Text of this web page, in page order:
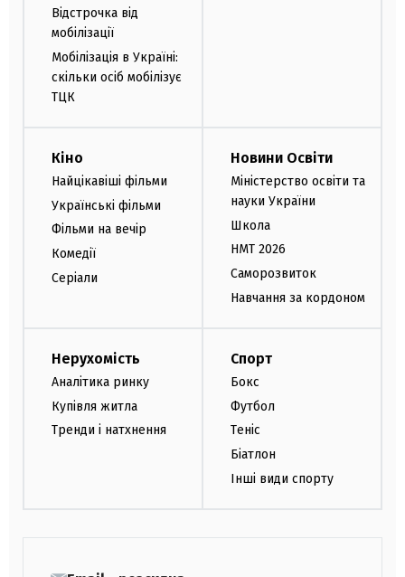
Відстрочка від
мобілізації
Мобілізація в Україні:
скільки осіб мобілізує
ТЦК
Кіно
Найцікавіші фільми
Українські фільми
Фільми на вечір
Комедії
Серіали
Новини Освіти
Міністерство освіти та
науки України
Школа
НМТ 2026
Саморозвиток
Навчання за кордоном
Нерухомість
Аналітика ринку
Купівля житла
Тренди і натхнення
Спорт
Бокс
Футбол
Теніс
Біатлон
Інші види спорту